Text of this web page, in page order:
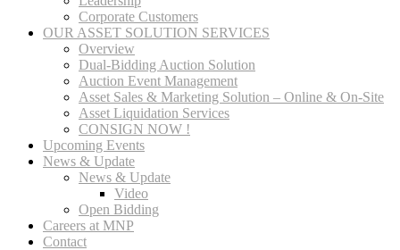
Corporate Customers
OUR ASSET SOLUTION SERVICES
Overview
Dual-Bidding Auction Solution
Auction Event Management
Asset Sales & Marketing Solution – Online & On-Site
Asset Liquidation Services
CONSIGN NOW !
Upcoming Events
News & Update
News & Update
Video
Open Bidding
Careers at MNP
Contact